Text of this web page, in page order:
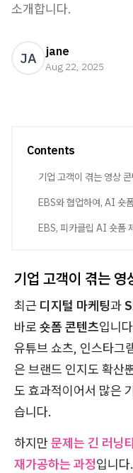
소개합니다.
JA jane
Aug 22, 2025
Contents
기업 고객이 겪는 영상
EBS와 협업하여, AI 숏
EBS, 피카클립 AI 숏폼
기업 고객이 겪는 영
최근 디지털 마케팅과
바로 숏폼 콘텐츠입니
유튜브 쇼츠, 인스타그
은 브랜드 인지도 확산
도 효과적이어서 많은
습니다.
하지만 문제는 긴 러닝
재가공하는 과정입니다.